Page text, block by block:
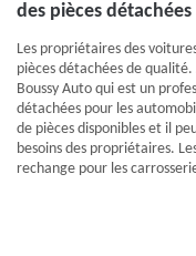
des pièces
Les propriétaires des
pièces détachées de
Boussy Auto qui est un
détachées pour les
de pièces disponibles et il
besoins des propriétaires.
rechange pour les